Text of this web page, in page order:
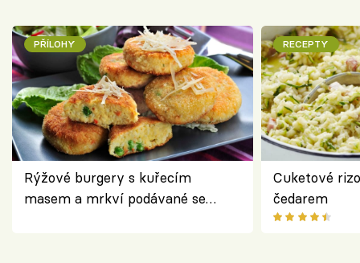
PŘÍLOHY
Rýžové burgery s kuřecím
masem a mrkví podávané se
RECEPTY
Cuketové
čedarem